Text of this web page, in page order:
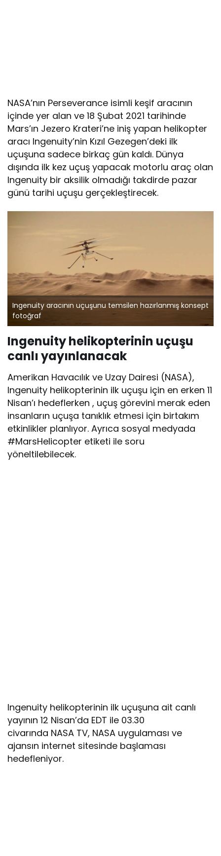
NASA’nın Perseverance isimli keşif aracının
içinde yer alan ve 18 Şubat 2021 tarihinde
Mars’ın Jezero Krateri’ne iniş yapan helikopter
aracı Ingenuity’nin Kızıl Gezegen’deki ilk
uçuşuna sadece birkaç gün kaldı. Dünya
dışında ilk kez uçuş yapacak motorlu araç olan
Ingenuity bir aksilik olmadığı takdirde pazar
günü tarihi uçuşu gerçekleştirecek.
Ingenuity aracının uçuşunu temsilen hazırlanmış konsept
fotoğraf
Ingenuity helikopterinin uçuşu
canlı yayınlanacak
Amerikan Havacılık ve Uzay Dairesi (NASA),
Ingenuity helikopterinin ilk uçuşu için en erken 11
Nisan’ı hedeflerken , uçuş görevini merak eden
insanların uçuşa tanıklık etmesi için birtakım
etkinlikler planlıyor. Ayrıca sosyal medyada
#MarsHelicopter etiketi ile soru
yöneltilebilecek.
Ingenuity helikopterinin ilk uçuşuna ait canlı
yayının 12 Nisan’da EDT ile 03.30
civarında NASA TV, NASA uygulaması ve
ajansın internet sitesinde başlaması
hedefleniyor.